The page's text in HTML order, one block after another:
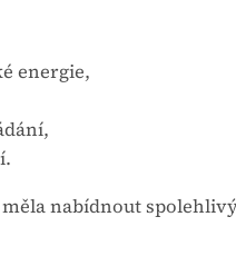
energie,
nabídnout